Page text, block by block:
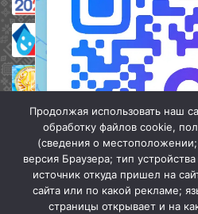
Продолжая использовать наш
обработку файлов cookie,
(сведения о
версия Браузера; тип
источник откуда пришел на
сайта или по какой рекламе;
страницы открывает и на